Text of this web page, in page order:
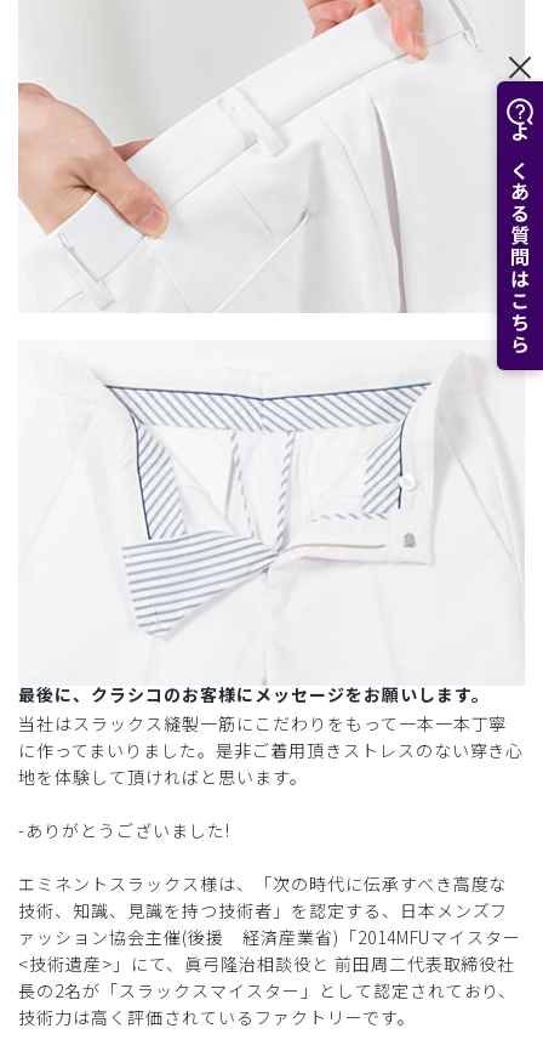
よくある質問はこちら
最後に、クラシコのお客様にメッセージをお願いします。
当社はスラックス縫製一筋にこだわりをもって一本一本丁寧
に作ってまいりました。是非ご着用頂きストレスのない穿き心
地を体験して頂ければと思います。
-ありがとうございました!
エミネントスラックス様は、「次の時代に伝承すべき高度な
技術、知識、見識を持つ技術者」を認定する、日本メンズフ
ァッション協会主催(後援 経済産業省)「2014MFUマイスター
<技術遺産>」にて、眞弓隆治相談役と 前田周二代表取締役社
長の2名が「スラックスマイスター」として認定されており、
技術力は高く評価されているファクトリーです。